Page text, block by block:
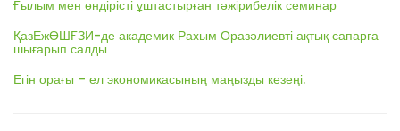
Ғылым мен өндірісті ұштастырған тәжірибелік семинар
ҚазЕжӨШҒЗИ-де академик Рахым Оразәлиевті ақтық сапарға
шығарып салды
Егін орағы – ел экономикасының маңызды кезеңі.